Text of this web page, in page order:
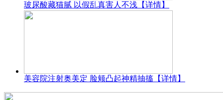
玻尿酸藏猫腻 以假乱真害人不浅 【详情】
美容院注射奥美定 脸颊凸起神精抽搐 【详情】